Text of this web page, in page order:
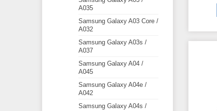
A035
Samsung Galaxy A03 Core /
A032
Samsung Galaxy A03s /
A037
Samsung Galaxy A04 /
A045
Samsung Galaxy A04e /
A042
Samsung Galaxy A04s /